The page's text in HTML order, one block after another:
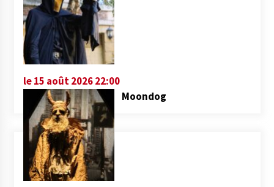
le 15 août 2026 22:00
Moondog